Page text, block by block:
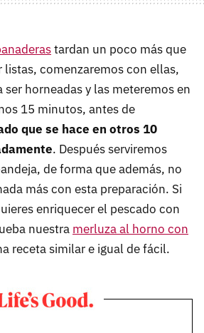
tardan un poco más que
listas, comenzaremos con ellas,
horneadas y las meteremos en
15 minutos, antes de
que se hace en otros 10
. Después serviremos
de forma que además, no
más con esta preparación. Si
enriquecer el pescado con
nuestra merluza al horno con
receta similar e igual de fácil.